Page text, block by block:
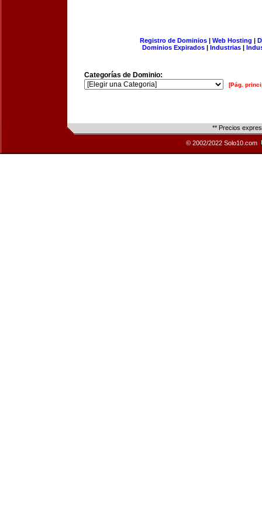
Registro de Dominios| Web Hosting |
Dominios Expirados | Industrias |
Categorías de Dominio:
[Pág.
** Precios
© 2002/2022 Solo10.com